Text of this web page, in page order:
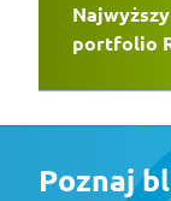
portfolio
Poznaj